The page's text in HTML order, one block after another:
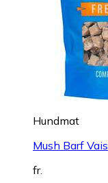
Hundmat
Mush Barf
fr.